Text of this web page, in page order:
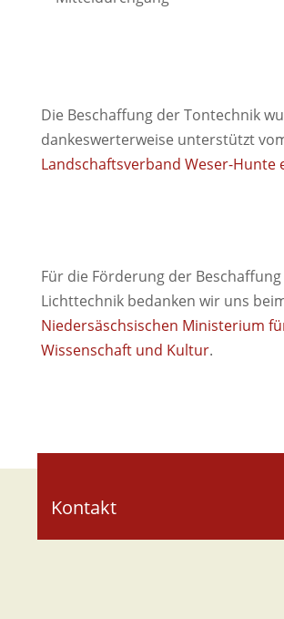
Die Beschaffung der Tontechnik
dankeswerterweise unterstützt
Landschaftsverband Weser-Hunte
Für die Förderung der
Lichttechnik bedanken wir uns
Niedersäschsischen Ministerium
Wissenschaft und Kultur.
Kontakt